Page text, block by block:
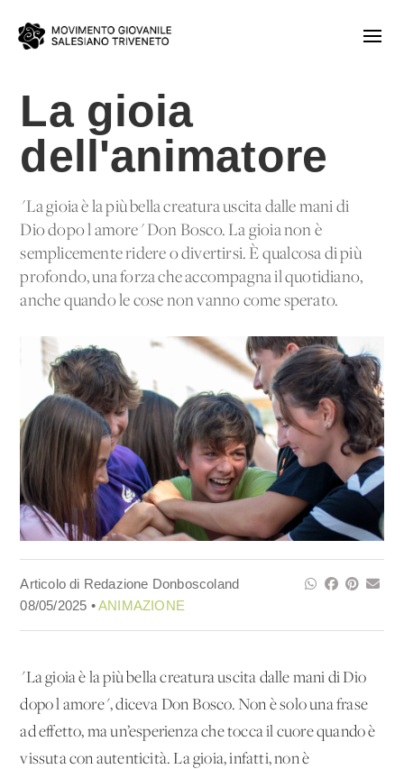
La gioia
dell'animatore
"La gioia è la più bella creatura uscita dalle mani di
Dio dopo l'amore" Don Bosco. La gioia non è
semplicemente ridere o divertirsi. È qualcosa di più
profondo, una forza che accompagna il quotidiano,
anche quando le cose non vanno come sperato.
Articolo di Redazione Donboscoland
08/05/2025 •ANIMAZIONE
"La gioia è la più bella creatura uscita dalle mani di Dio
dopo l'amore", diceva Don Bosco. Non è solo una frase
ad effetto, ma un’esperienza che tocca il cuore quando è
vissuta con autenticità. La gioia, infatti, non è